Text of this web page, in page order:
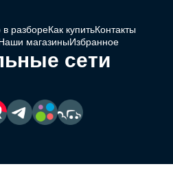
в разбореКак купитьКонтакты
магазиныИзбранное
сети